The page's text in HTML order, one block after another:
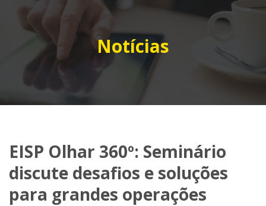
Notícias
EISP Olhar 360º: Seminário
discute desafios e soluções
para grandes operações